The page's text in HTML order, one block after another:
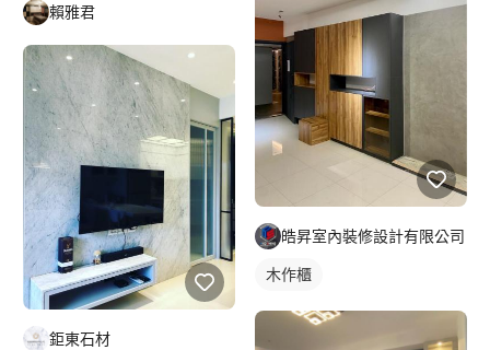
賴雅君
鉅東石材
皓昇室內裝修設計有限公司
木作櫃